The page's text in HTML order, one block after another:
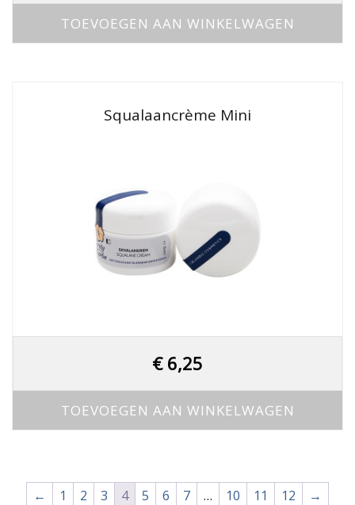
TOEVOEGEN AAN WINKELWAGEN
Squalaancrème Mini
€6,25
TOEVOEGEN AAN WINKELWAGEN
← 1 2 3 4 5 6 7 … 10 11 12 →